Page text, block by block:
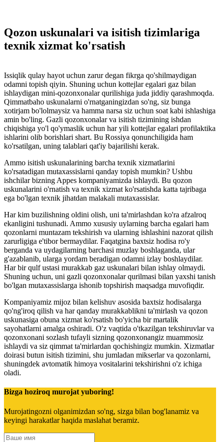
Qozon uskunalari va isitish tizimlariga
texnik xizmat ko'rsatish
Issiqlik qulay hayot uchun zarur degan fikrga qo'shilmaydigan
odamni topish qiyin. Shuning uchun kottejlar egalari gaz bilan
ishlaydigan mini-qozonxonalar qurilishiga juda jiddiy qarashmoqda.
Qimmatbaho uskunalarni o'rnatganingizdan so'ng, siz bunga
xotirjam bo'lolmaysiz va hamma narsa siz uchun soat kabi ishlashiga
amin bo'ling. Gazli qozonxonalar va isitish tizimining ishdan
chiqishiga yo'l qo'ymaslik uchun har yili kottejlar egalari profilaktika
ishlarini olib borishlari shart. Bu Rossiya qonunchiligida ham
ko'rsatilgan, uning talablari qat'iy bajarilishi kerak.
Ammo isitish uskunalarining barcha texnik xizmatlarini
ko'rsatadigan mutaxassislarni qanday topish mumkin? Ushbu
ishchilar bizning Appes kompaniyamizda ishlaydi. Bu qozon
uskunalarini o'rnatish va texnik xizmat ko'rsatishda katta tajribaga
ega bo'lgan texnik jihatdan malakali mutaxassislar.
Har kim buzilishning oldini olish, uni ta'mirlashdan ko'ra afzalroq
ekanligini tushunadi. Ammo xususiy uylarning barcha egalari ham
qozonlarni muntazam tekshirish va ularning ishlashini nazorat qilish
zarurligiga e'tibor bermaydilar. Faqatgina baxtsiz hodisa ro'y
berganda va uydagilarning barchasi muzlay boshlaganda, ular
g'azablanib, ularga yordam beradigan odamni izlay boshlaydilar.
Har bir qulf ustasi murakkab gaz uskunalari bilan ishlay olmaydi.
Shuning uchun, uni gazli qozonxonalar qurilmasi bilan yaxshi tanish
bo'lgan mutaxassislarga ishonib topshirish maqsadga muvofiqdir.
Kompaniyamiz mijoz bilan kelishuv asosida baxtsiz hodisalarga
qo'ng'iroq qilish va har qanday murakkablikni ta'mirlash va qozon
uskunasiga obuna xizmat ko'rsatish bo'yicha bir martalik
sayohatlarni amalga oshiradi. O'z vaqtida o'tkazilgan tekshiruvlar va
qozonxonani sozlash tufayli sizning qozonxonangiz muammosiz
ishlaydi va siz qimmat ta'mirlardan qochishingiz mumkin. Xizmatlar
doirasi butun isitish tizimini, shu jumladan mikserlar va qozonlarni,
shuningdek avtomatik himoya vositalarini tekshirishni o'z ichiga
oladi.
Bizga hoziroq murojat yuboring!
Murojatingozni olganimizdan so'ng, sizga bilan bog'lanamiz va
keyingi harakatlar haqida maslahat beramiz.